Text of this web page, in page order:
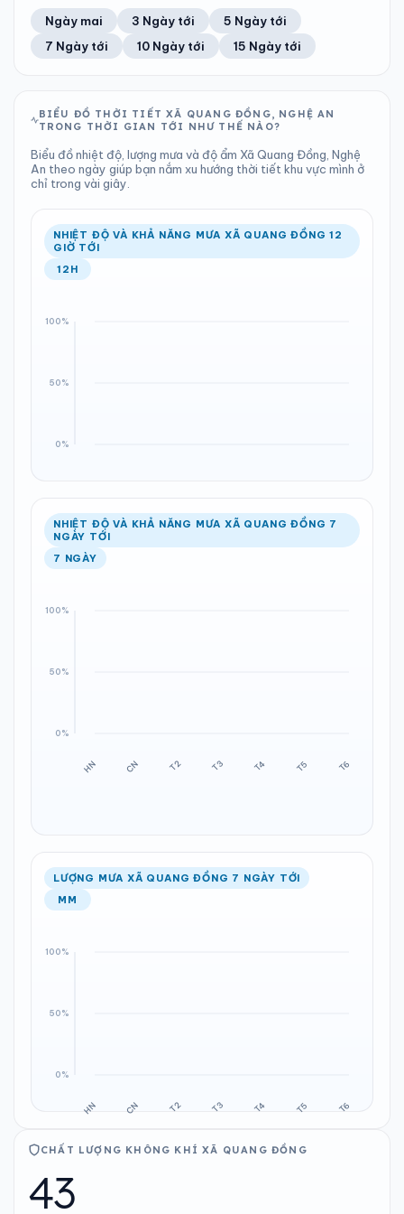
24°C 55%
Khả năng mưa
2.06 mm
Tổng cả ngày
999 hPa
Bình thường
13
Chỉ số UV
Tốt
Ước lượng
22°C
Ổn định
93%
Khả năng mưa
Trung bình ngày Tốc độ gió
TIA UV TẦM NHÌN
LƯỢNG MƯA
2.52 mm
Tổng cả ngày
ÁP SUẤT
999 hPa
Bình thường
Ổn định Khả năng mưa
Ngày mai 3 Ngày tới
5 Ngày tới
7 Ngày tới
10 Ngày tới 15 Ngày tới
BIỂU ĐỒ THỜI TIẾT XÃ QUANG ĐỒNG, NGHỆ AN
TRONG THỜI GIAN TỚI NHƯ THẾ NÀO?
Biểu đồ nhiệt độ, lượng mưa và độ ẩm Xã Quang Đồng, Nghệ
An theo ngày giúp bạn nắm xu hướng thời tiết khu vực mình ở
chỉ trong vài giây.
NHIỆT ĐỘ VÀ KHẢ NĂNG MƯA XÃ QUANG ĐỒNG 12
GIỜ TỚI
12H
NHIỆT ĐỘ VÀ KHẢ NĂNG MƯA XÃ QUANG ĐỒNG 7
NGÀY TỚI
7 NGÀY
LƯỢNG MƯA XÃ QUANG ĐỒNG 7 NGÀY TỚI
MM
CHẤT LƯỢNG KHÔNG KHÍ XÃ QUANG ĐỒNG
43